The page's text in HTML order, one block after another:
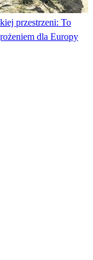
przestrzeni: To
dla Europy